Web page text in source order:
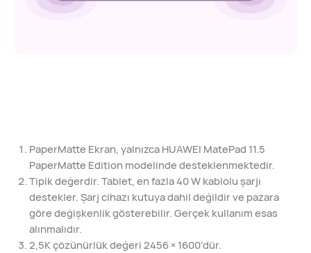
PaperMatte Ekran, yalnızca HUAWEI MatePad 11.5
PaperMatte Edition modelinde desteklenmektedir.
Tipik değerdir. Tablet, en fazla 40 W kablolu şarjı
destekler. Şarj cihazı kutuya dahil değildir ve pazara
göre değişkenlik gösterebilir. Gerçek kullanım esas
alınmalıdır.
2,5K çözünürlük değeri 2456 × 1600’dür.